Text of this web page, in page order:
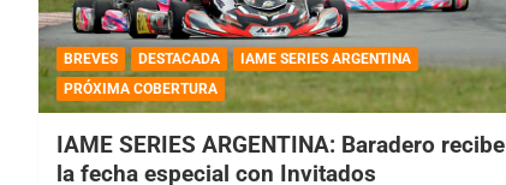
BREVES DESTACADA
IAME SERIES ARGENTINA
PRÓXIMA COBERTURA
IAME SERIES ARGENTINA: Baradero recibe
la fecha especial con Invitados